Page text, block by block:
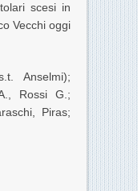
scesi in
Vecchi oggi
Anselmi);
Rossi G.;
Piras;